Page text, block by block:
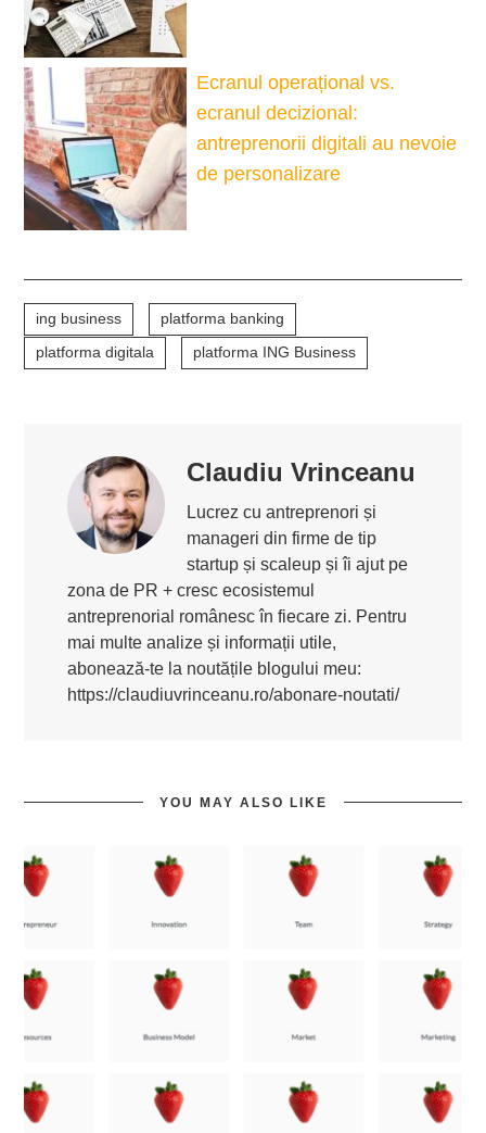
Ecranul operațional vs.
ecranul decizional:
antreprenorii digitali au nevoie
de personalizare
ing business
platforma banking
platforma digitala
platforma ING Business
Claudiu Vrinceanu
Lucrez cu antreprenori și
manageri din firme de tip
startup și scaleup și îi ajut pe
zona de PR + cresc ecosistemul
antreprenorial românesc în fiecare zi. Pentru
mai multe analize și informații utile,
abonează-te la noutățile blogului meu:
https://claudiuvrinceanu.ro/abonare-noutati/
YOU MAY ALSO LIKE